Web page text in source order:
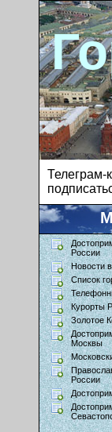
России
Новости
Список
Курорты
Золотое
Москвы
России